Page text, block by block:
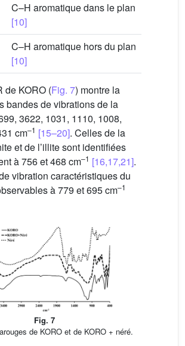
C–H aromatique dans le plan
[10]
C–H aromatique hors du plan
[10]
de KORO (Fig. 7) montre la
bandes de vibrations de la
3622, 1031, 1110, 1008,
cm–1 [15–20]. Celles de la
et de l’illite sont identifiées
à 756 et 468 cm–1 [16,17,21].
vibration caractéristiques du
à 779 et 695 cm–1
Fig. 7
de KORO et de KORO + néré.